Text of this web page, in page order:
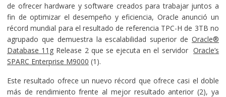
de ofrecer hardware y software creados para trabajar juntos a
fin de optimizar el desempeño y eficiencia, Oracle anunció un
récord mundial para el resultado de referencia TPC-H de 3TB no
agrupado que demuestra la escalabilidad superior deOracle®
Database 11g Release 2 que se ejecuta en el servidorOracle’s
SPARC Enterprise M9000 (1).
Este resultado ofrece un nuevo récord que ofrece casi el doble
más de rendimiento frente al mejor resultado anterior (2), ya